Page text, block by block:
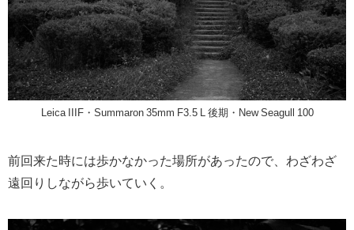
Leica IIIF・Summaron 35mm F3.5 L 後期・New Seagull 100
前回来た時には歩かなかった場所があったので、わざわざ
遠回りしながら歩いていく。